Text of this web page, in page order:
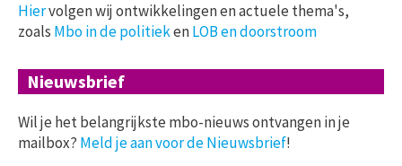
Hiervolgen wij ontwikkelingen en actuele thema's,
zoals Mbo in de politiekenLOB en doorstroom
Nieuwsbrief
Wil je het belangrijkste mbo-nieuws ontvangen in je
mailbox? Meld je aan voor de Nieuwsbrief!